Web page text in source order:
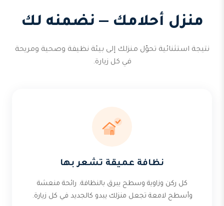
منزل أحلامك — نضمنه لك
نتيجة استثنائية تحوّل منزلك إلى بيئة نظيفة وصحية ومريحة
في كل زيارة.
نظافة عميقة تشعر بها
كل ركن وزاوية وسطح يبرق بالنظافة. رائحة منعشة
وأسطح لامعة تجعل منزلك يبدو كالجديد في كل زيارة.